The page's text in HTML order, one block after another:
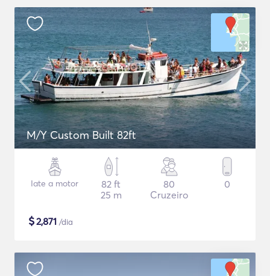
M/Y Custom Built 82ft
Iate a motor
82 ft
25 m
80
Cruzeiro
0
$2,871 /dia